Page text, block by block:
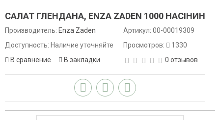
САЛАТ ГЛЕНДАНА, ENZA ZADEN 1000 НАСІНИН
Производитель: Enza Zaden
Доступность: Наличие уточняйте
В сравнение
В закладки
Артикул: 00-00019309
Просмотров:
1330
0 отзывов